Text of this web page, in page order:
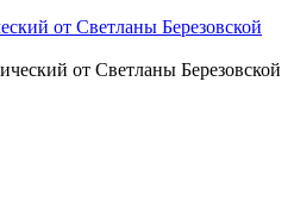
от Светланы Березовской